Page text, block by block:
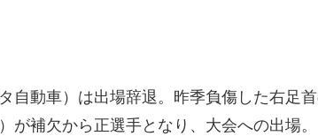
自動車）は出場辞退。昨季負傷した右足首
が補欠から正選手となり、大会への出場。